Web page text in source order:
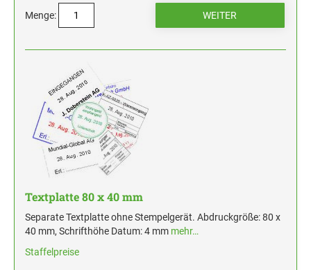
Menge:
Textplatte 80 x 40 mm
Separate Textplatte ohne Stempelgerät. Abdruckgröße: 80 x
40 mm, Schrifthöhe Datum: 4 mm mehr…
Staffelpreise